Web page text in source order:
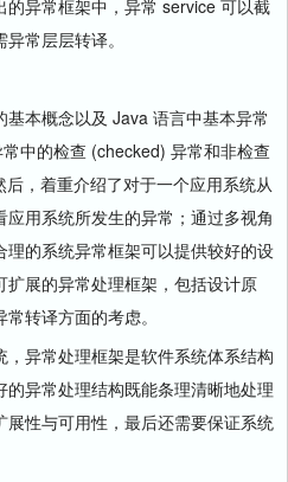
的异常框架中，异常 service 可以截
常层层转译。
本概念以及 Java 语言中基本异常
中的检查 (checked) 异常和非检查
，着重介绍了对于一个应用系统从
用系统所发生的异常；通过多视角
的系统异常框架可以提供较好的设
展的异常处理框架，包括设计原
转译方面的考虑。
异常处理框架是软件系统体系结构
异常处理结构既能条理清晰地处理
性与可用性，最后还需要保证系统